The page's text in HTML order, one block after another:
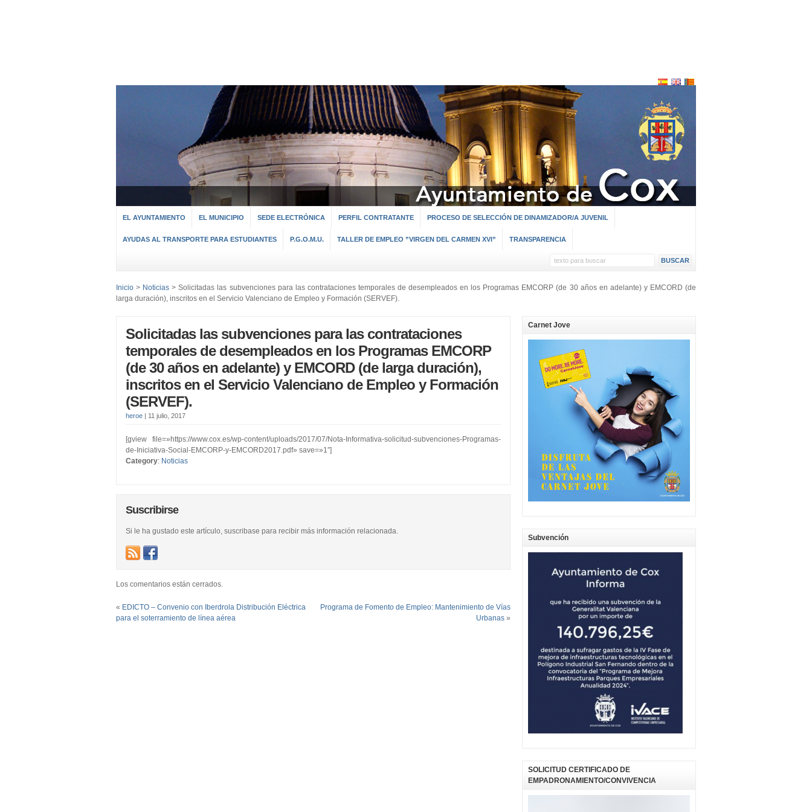
EL AYUNTAMIENTO EL MUNICIPIO SEDE ELECTRÓNICA PERFIL CONTRATANTE PROCESO DE SELECCIÓN DE DINAMIZADOR/A JUVENIL
AYUDAS AL TRANSPORTE PARA ESTUDIANTES P.G.O.M.U. TALLER DE EMPLEO ”VIRGEN DEL CARMEN XVI” TRANSPARENCIA
Inicio > Noticias > Solicitadas las subvenciones para las contrataciones temporales de desempleados en los Programas EMCORP (de 30 años en adelante) y EMCORD (de
larga duración), inscritos en el Servicio Valenciano de Empleo y Formación (SERVEF).
Solicitadas las subvenciones para las contrataciones
temporales de desempleados en los Programas EMCORP
(de 30 años en adelante) y EMCORD (de larga duración),
inscritos en el Servicio Valenciano de Empleo y Formación
(SERVEF).
heroe | 11 julio, 2017
[gview file=»https://www.cox.es/wp-content/uploads/2017/07/Nota-Informativa-solicitud-subvenciones-Programas-
de-Iniciativa-Social-EMCORP-y-EMCORD2017.pdf» save=»1″]
Category: Noticias
Suscribirse
Si le ha gustado este artículo, suscribase para recibir más información relacionada.
Los comentarios están cerrados.
« EDICTO – Convenio con Iberdrola Distribución Eléctrica
para el soterramiento de línea aérea
Programa de Fomento de Empleo: Mantenimiento de Vías
Urbanas»
Carnet Jove
Subvención
SOLICITUD CERTIFICADO DE
EMPADRONAMIENTO/CONVIVENCIA